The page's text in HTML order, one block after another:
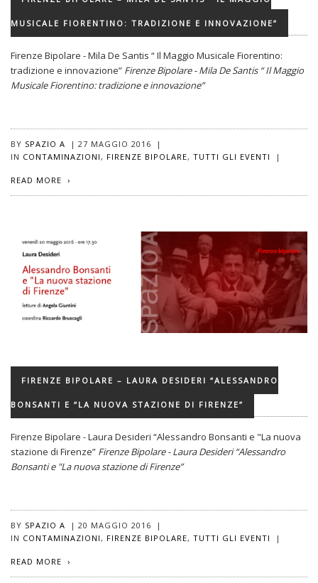
MUSICALE FIORENTINO: TRADIZIONE E INNOVAZIONE”
Firenze Bipolare - Mila De Santis “ Il Maggio Musicale Fiorentino:
tradizione e innovazione” Firenze Bipolare - Mila De Santis “ Il Maggio
Musicale Fiorentino: tradizione e innovazione”
BY SPAZIO A | 27 MAGGIO 2016
|
IN CONTAMINAZIONI , FIRENZE BIPOLARE, TUTTI GLI EVENTI |
READ MORE
FIRENZE BIPOLARE – LAURA DESIDERI “ALESSANDRO
BONSANTI E “LA NUOVA STAZIONE DI FIRENZE”
Firenze Bipolare - Laura Desideri “Alessandro Bonsanti e "La nuova
stazione di Firenze” Firenze Bipolare - Laura Desideri “Alessandro
Bonsanti e "La nuova stazione di Firenze”
BY SPAZIO A | 20 MAGGIO 2016
|
IN CONTAMINAZIONI , FIRENZE BIPOLARE, TUTTI GLI EVENTI |
READ MORE